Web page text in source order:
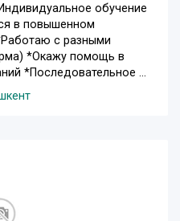
обучение
в повышенном
с разными
*Окажу помощь в
*Последовательное ...